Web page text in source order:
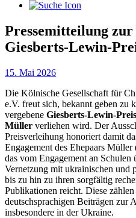
Pressemitteilung
Giesberts-Lewin-
15. Mai 2026
Die Kölnische Gesellschaft für
e.V. freut sich, bekannt geben zu
vergebene Giesberts-Lewin-Preis
Müller verliehen wird. Der
Preisverleihung honoriert damit
Engagement des Ehepaars
das vom Engagement an
Vernetzung mit ukrainischen und
bis zu hin zu ihren sorgfältig
Publikationen reicht. Diese
deutschsprachigen Beiträgen zur
insbesondere in der Ukraine.